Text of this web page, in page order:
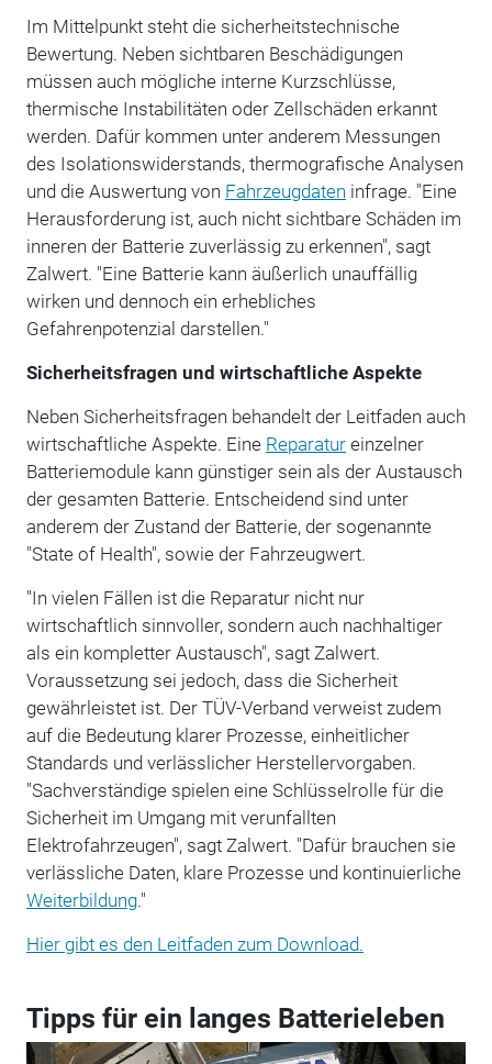
Im Mittelpunkt steht die sicherheitstechnische
Bewertung. Neben sichtbaren Beschädigungen
müssen auch mögliche interne Kurzschlüsse,
thermische Instabilitäten oder Zellschäden erkannt
werden. Dafür kommen unter anderem Messungen
des Isolationswiderstands, thermografische Analysen
und die Auswertung von Fahrzeugdaten infrage. "Eine
Herausforderung ist, auch nicht sichtbare Schäden im
inneren der Batterie zuverlässig zu erkennen", sagt
Zalwert. "Eine Batterie kann äußerlich unauffällig
wirken und dennoch ein erhebliches
Gefahrenpotenzial darstellen."
Sicherheitsfragen und wirtschaftliche Aspekte
Neben Sicherheitsfragen behandelt der Leitfaden auch
wirtschaftliche Aspekte. Eine Reparatureinzelner
Batteriemodule kann günstiger sein als der Austausch
der gesamten Batterie. Entscheidend sind unter
anderem der Zustand der Batterie, der sogenannte
"State of Health", sowie der Fahrzeugwert.
"In vielen Fällen ist die Reparatur nicht nur
wirtschaftlich sinnvoller, sondern auch nachhaltiger
als ein kompletter Austausch", sagt Zalwert.
Voraussetzung sei jedoch, dass die Sicherheit
gewährleistet ist. Der TÜV-Verband verweist zudem
auf die Bedeutung klarer Prozesse, einheitlicher
Standards und verlässlicher Herstellervorgaben.
"Sachverständige spielen eine Schlüsselrolle für die
Sicherheit im Umgang mit verunfallten
Elektrofahrzeugen", sagt Zalwert. "Dafür brauchen sie
verlässliche Daten, klare Prozesse und kontinuierliche
Weiterbildung."
Hier gibt es den Leitfaden zum Download.
Tipps für ein langes Batterieleben